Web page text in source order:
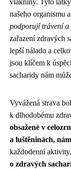
vlákniny. Tyto
našeho organismu
podporují trávení
zařazení zdravých
lepší náladu a
jsou klíčem k
sacharidy nám
Vyvážená strava
k dlhodobému
obsažené v
a luštěninách,
každodenní
o zdravých